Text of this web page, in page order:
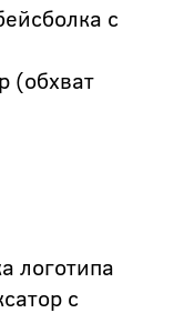
с
(обхват
логотипа
с